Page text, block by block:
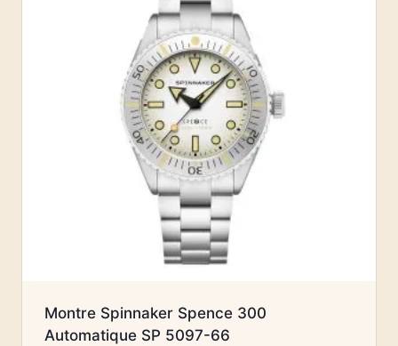
Montre Spinnaker Spence 300
Automatique SP 5097-66